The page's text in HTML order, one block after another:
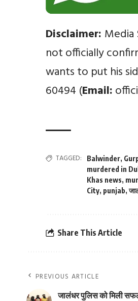
Disclaimer: Media
not officially
wants to put his
60494 (Email:
TAGGED: Balwinder,
murdered in
Khas news,
City, punjab,
Share This Article
PREVIOUS ARTICLE
जालंधर पुलिस को मिली